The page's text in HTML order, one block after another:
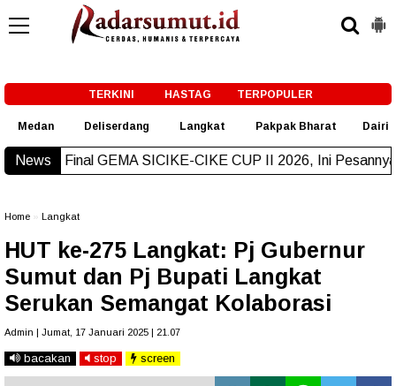
TERKINI HASTAG TERPOPULER
Medan Deliserdang Langkat Pakpak Bharat Dairi
News
Final GEMA SICIKE-CIKE CUP II 2026, Ini Pesannya New!
Home Langkat
HUT ke-275 Langkat: Pj Gubernur
Sumut dan Pj Bupati Langkat
Serukan Semangat Kolaborasi
Admin | Jumat, 17 Januari 2025 | 21.07
bacakan stop screen